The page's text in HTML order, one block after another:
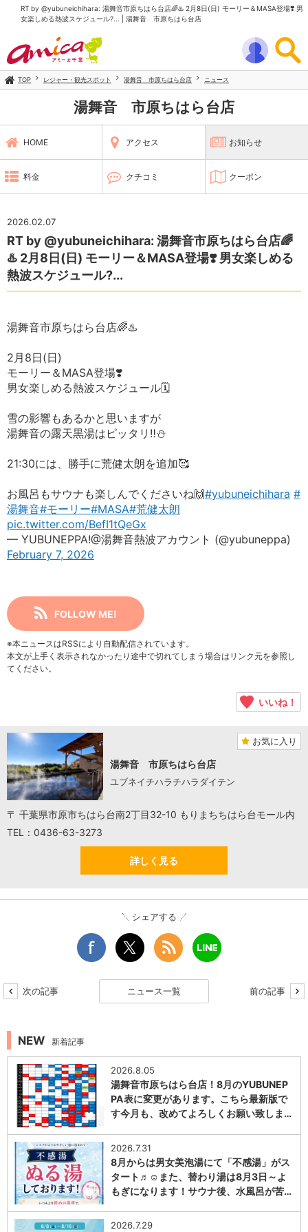
RT by @yubuneichihara: 湯舞音市原ちはら台店🌈♨️ 2月8日(日) モーリー＆MASA登場❣️ 男
女楽しめる熱波スケジュール?... | 湯舞音 市原ちはら台店
TOP レジャー・観光スポット 湯舞音 市原ちはら台店 ニュース
湯舞音 市原ちはら台店
HOME アクセス お知らせ
料金 クチコミ クーポン
2026.02.07
RT by @yubuneichihara: 湯舞音市原ちはら台店🌈
♨️ 2月8日(日) モーリー＆MASA登場❣️ 男女楽しめる
熱波スケジュール?...
湯舞音市原ちはら台店🌈♨️
2月8日(日)
モーリー＆MASA登場❣️
男女楽しめる熱波スケジュール🗓️
雪の影響もあるかと思いますが
湯舞音の露天黒湯はピッタリ‼️⛄️
21:30には、勝手に荒健太朗を追加🥰
お風呂もサウナも楽しんでくださいね🙌#yubuneichihara #
湯舞音#モーリー#MASA#荒健太朗
pic.twitter.com/BefI1tQeGx
— YUBUNEPPA!@湯舞音熱波アカウント (@yubuneppa)
February 7, 2026
FOLLOW ME!
※本ニュースはRSSにより自動配信されています。
本文が上手く表示されなかったり途中で切れてしまう場合はリンク元を参照し
てください。
いいね！
お気に入り
湯舞音 市原ちはら台店
ユブネイチハラチハラダイテン
〒 千葉県市原市ちはら台南2丁目32-10 もりまちちはら台モール内
TEL：0436-63-3273
詳しく見る
シェアする
次の記事 ニュース一覧 前の記事
NEW 新着記事
1
2026.8.05
湯舞音市原ちはら台店！8月のYUBUNEP
PA表に変更があります。こちら最新版で
す今月も、改めてよろしくお願い致しま…
1
2026.7.31
8月からは男女美泡湯にて「不感湯」がス
タート♬☺また、替わり湯は8月3日～よ
もぎになります！サウナ後、水風呂が苦…
2026.7.29